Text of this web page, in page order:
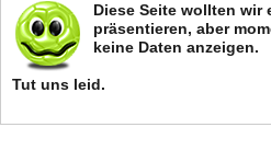
Diese Seite wollten
präsentieren, aber
keine Daten anzeigen.
Tut uns leid.